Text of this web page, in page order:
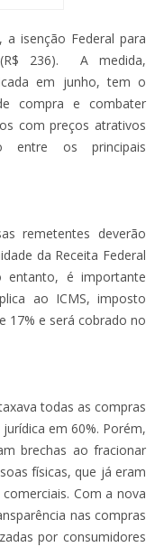
isenção Federal para
236). A medida,
em junho, tem o
compra e combater
com preços atrativos
entre os principais
remetentes deverão
da Receita Federal
entanto, é importante
ao ICMS, imposto
17% e será cobrado no
todas as compras
em 60%. Porém,
brechas ao fracionar
físicas, que já eram
Com a nova
nas compras
por consumidores